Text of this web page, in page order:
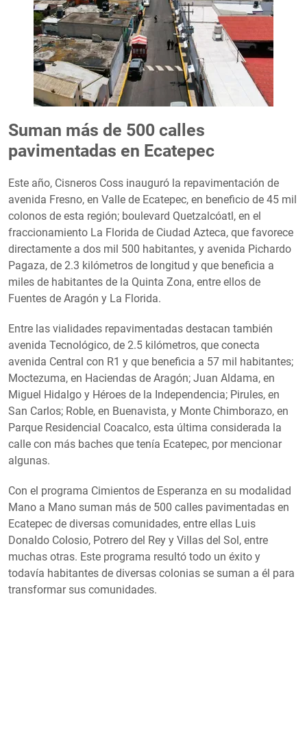
Suman más de 500 calles
pavimentadas en Ecatepec
Este año, Cisneros Coss inauguró la repavimentación de
avenida Fresno, en Valle de Ecatepec, en beneficio de 45 mil
colonos de esta región; boulevard Quetzalcóatl, en el
fraccionamiento La Florida de Ciudad Azteca, que favorece
directamente a dos mil 500 habitantes, y avenida Pichardo
Pagaza, de 2.3 kilómetros de longitud y que beneficia a
miles de habitantes de la Quinta Zona, entre ellos de
Fuentes de Aragón y La Florida.
Entre las vialidades repavimentadas destacan también
avenida Tecnológico, de 2.5 kilómetros, que conecta
avenida Central con R1 y que beneficia a 57 mil habitantes;
Moctezuma, en Haciendas de Aragón; Juan Aldama, en
Miguel Hidalgo y Héroes de la Independencia; Pirules, en
San Carlos; Roble, en Buenavista, y Monte Chimborazo, en
Parque Residencial Coacalco, esta última considerada la
calle con más baches que tenía Ecatepec, por mencionar
algunas.
Con el programa Cimientos de Esperanza en su modalidad
Mano a Mano suman más de 500 calles pavimentadas en
Ecatepec de diversas comunidades, entre ellas Luis
Donaldo Colosio, Potrero del Rey y Villas del Sol, entre
muchas otras. Este programa resultó todo un éxito y
todavía habitantes de diversas colonias se suman a él para
transformar sus comunidades.